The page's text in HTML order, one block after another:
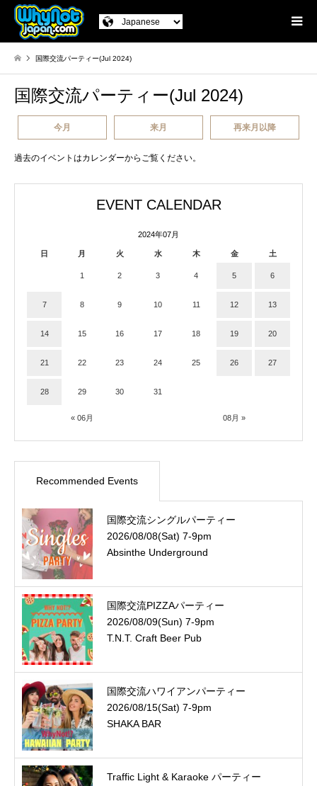
国際交流パーティー(Jul 2024)
国際交流パーティー(Jul 2024)
今月 来月 再来月以降
過去のイベントはカレンダーからご覧ください。
EVENT CALENDAR
2024年07月
日 月 火 水 木 金 土
« 06月 08月 »
1 2 3 4 5 6
7 8 9 10 11 12 13
14 15 16 17 18 19 20
21 22 23 24 25 26 27
28 29 30 31
Recommended Events
国際交流シングルパーティー
2026/08/08(Sat) 7-9pm
Absinthe Underground
国際交流PIZZAパーティー
2026/08/09(Sun) 7-9pm
T.N.T. Craft Beer Pub
国際交流ハワイアンパーティー
2026/08/15(Sat) 7-9pm
SHAKA BAR
Traffic Light & Karaoke パーティー